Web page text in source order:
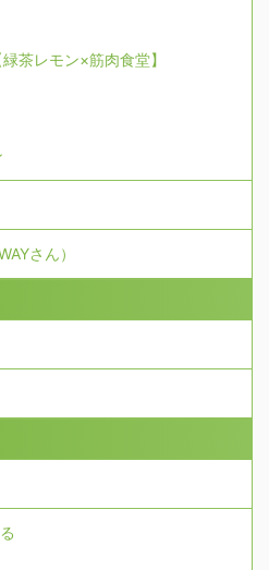
茶レモン×筋肉食堂】
さん）